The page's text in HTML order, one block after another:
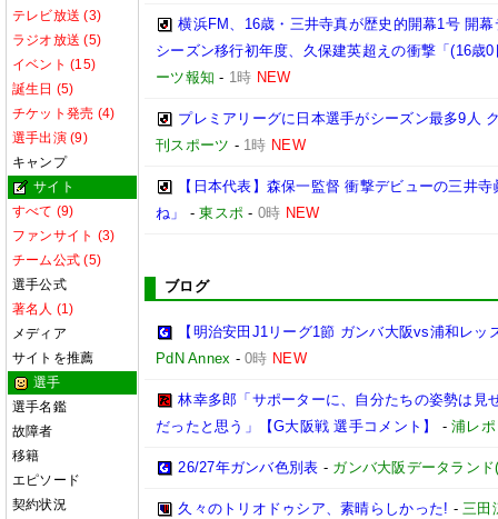
テレビ放送 (3)
ラジオ放送 (5)
イベント (15)
誕生日 (5)
チケット発売 (4)
選手出演 (9)
キャンプ
サイト
すべて (9)
ファンサイト (3)
チーム公式 (5)
選手公式
著名人 (1)
メディア
サイトを推薦
選手
選手名鑑
故障者
移籍
エピソード
契約状況
横浜FM、16歳・三井寺真が歴史的開幕1号 開
シーズン移行初年度、久保建英超えの衝撃「(16歳
ーツ報知 - 1時 NEW
プレミアリーグに日本選手がシーズン最多9人
刊スポーツ - 1時 NEW
【日本代表】森保一監督 衝撃デビューの三井
ね」
-東スポ - 0時 NEW
ブログ
【明治安田J1リーグ1節 ガンバ大阪vs浦和レ
PdN Annex -0時 NEW
林幸多郎「サポーターに、自分たちの姿勢は見
だったと思う」【G大阪戦 選手コメント】
-浦レ
26/27年ガンバ色別表 - ガンバ大阪データラン
久々のトリオドゥシア、素晴らしかった! -三田